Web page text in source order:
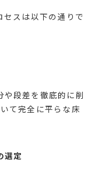
スは以下の通りで
段差を徹底的に削
て完全に平らな床
選定